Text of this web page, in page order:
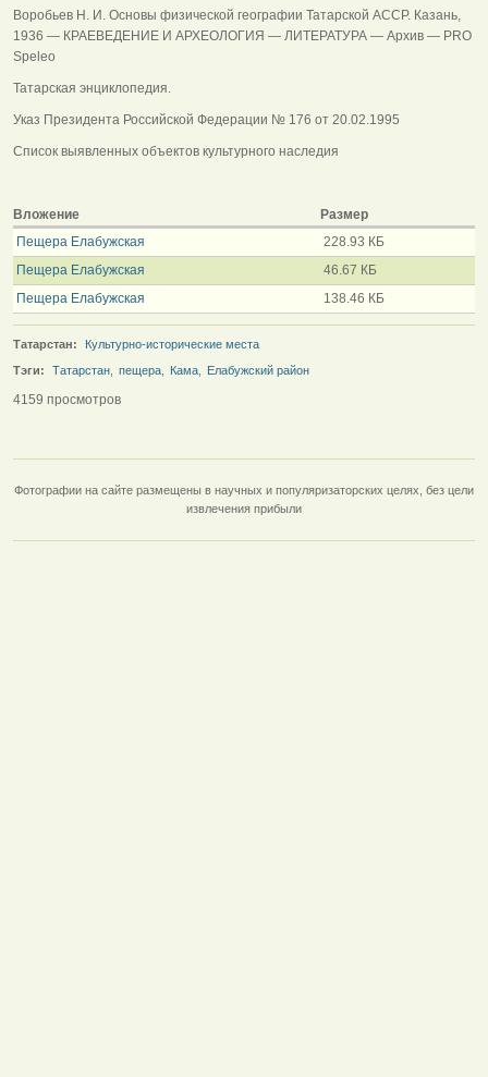
Воробьев Н. И. Основы физической географии Татарской АССР. Казань,
1936 — КРАЕВЕДЕНИЕ И АРХЕОЛОГИЯ — ЛИТЕРАТУРА — Архив — PRO
Speleo
Татарская энциклопедия.
Указ Президента Российской Федерации № 176 от 20.02.1995
Список выявленных объектов культурного наследия
Вложение
Размер
Пещера Елабужская
228.93 КБ
Пещера Елабужская
46.67 КБ
Пещера Елабужская
138.46 КБ
Татарстан:
Культурно-исторические места
Тэги:
Татарстан пещера Кама Елабужский район
4159 просмотров
Фотографии на сайте размещены в научных и популяризаторских целях, без цели
извлечения прибыли